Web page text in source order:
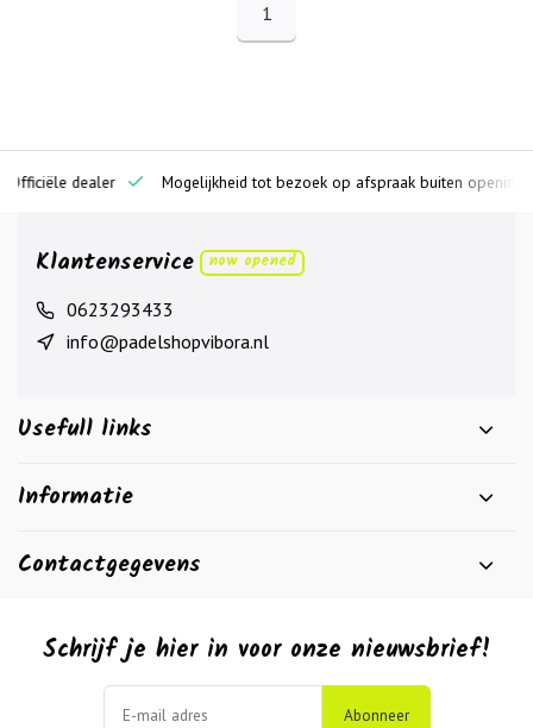
1
dealer Mogelijkheid tot bezoek op afspraak buiten openingstijden
Klantenservice
now opened
0623293433
info@padelshopvibora.nl
Usefull links
Informatie
Contactgegevens
Schrijf je hier in voor onze nieuwsbrief!
Abonneer